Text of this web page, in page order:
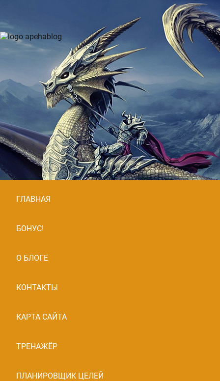
ГЛАВНАЯ
БОНУС!
О БЛОГЕ
КОНТАКТЫ
КАРТА САЙТА
ТРЕНАЖЁР
ПЛАНИРОВЩИК ЦЕЛЕЙ